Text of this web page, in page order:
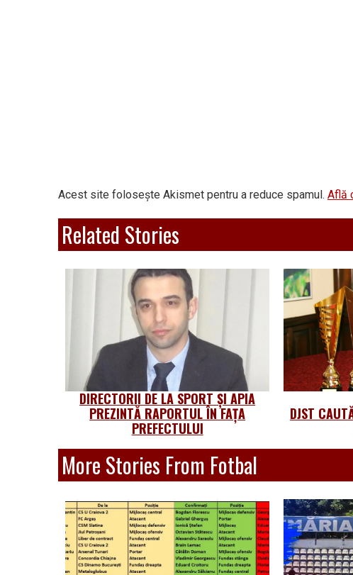
Acest site folosește Akismet pentru a reduce spamul. Află
Related Stories
DIRECTORII DE LA SPORT ȘI APIA
PREZINTĂ RAPORTUL ÎN FAȚA
PREFECTULUI
DJST
More Stories From Fotbal